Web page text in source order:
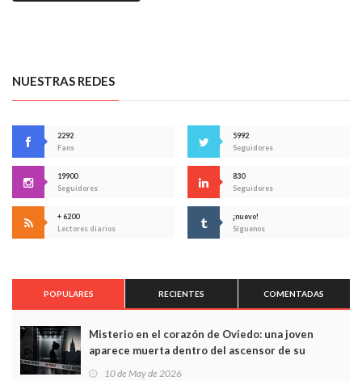
NUESTRAS REDES
2292
Fans
5992
Seguidores
19900
Seguidores
830
Seguidores
+ 6200
Lectores diarios
¡nuevo!
Síguenos
POPULARES RECIENTES COMENTADAS
Misterio en el corazón de Oviedo: una joven
aparece muerta dentro del ascensor de su
edificio y las cámaras captan sus últimos minutos
10 de May de 2026